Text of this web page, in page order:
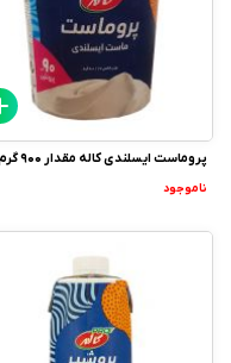
پروماست ایسلندی کاله مقدار 900 گرم
ناموجود